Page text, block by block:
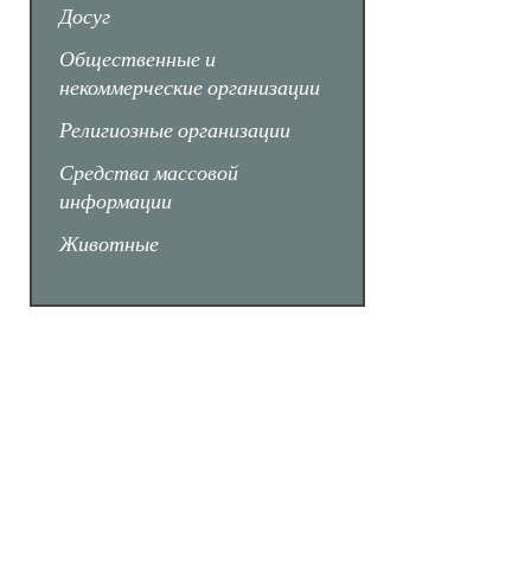
Досуг
Общественные и
некоммерческие организации
Религиозные организации
Средства массовой
информации
Животные